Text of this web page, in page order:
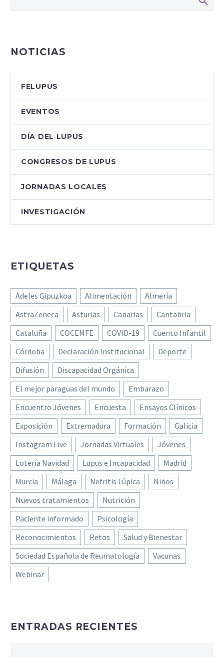
NOTICIAS
FELUPUS
EVENTOS
DÍA DEL LUPUS
CONGRESOS DE LUPUS
JORNADAS LOCALES
INVESTIGACIÓN
ETIQUETAS
Adeles Gipuzkoa Alimentación
Almería
AstraZeneca
Asturias Canarias
Cantabria
Cataluña
COCEMFE COVID-19
Cuento Infantil
Córdoba
Declaración Institucional
Deporte
Difusión
Discapacidad Orgánica
El mejor paraguas del mundo
Embarazo
Encuentro Jóvenes
Encuesta
Ensayos Clínicos
Exposición
Extremadura Formación
Galicia
Instagram Live
Jornadas Virtuales
Jóvenes
Lotería Navidad
Lupus e Incapacidad
Madrid
Murcia
Málaga Nefritis Lúpica
Niños
Nuevos tratamientos
Nutrición
Paciente informado
Psicología
Reconocimientos
Retos
Salud y Bienestar
Sociedad Española de Reumatología
Vacunas
Webinar
ENTRADAS RECIENTES